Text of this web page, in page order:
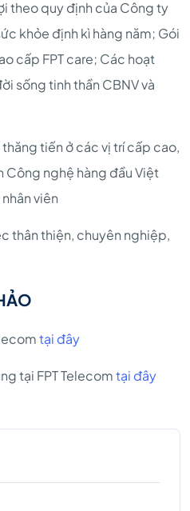
theo quy định của Công ty
khỏe định kì hàng năm; Gói
cấp FPT care; Các hoạt
sống tinh thần CBNV và
tiến ở các vị trí cấp cao,
Công nghệ hàng đầu Việt
viên
thân thiện, chuyên nghiệp,
tại đây
tại FPT Telecomtại đây